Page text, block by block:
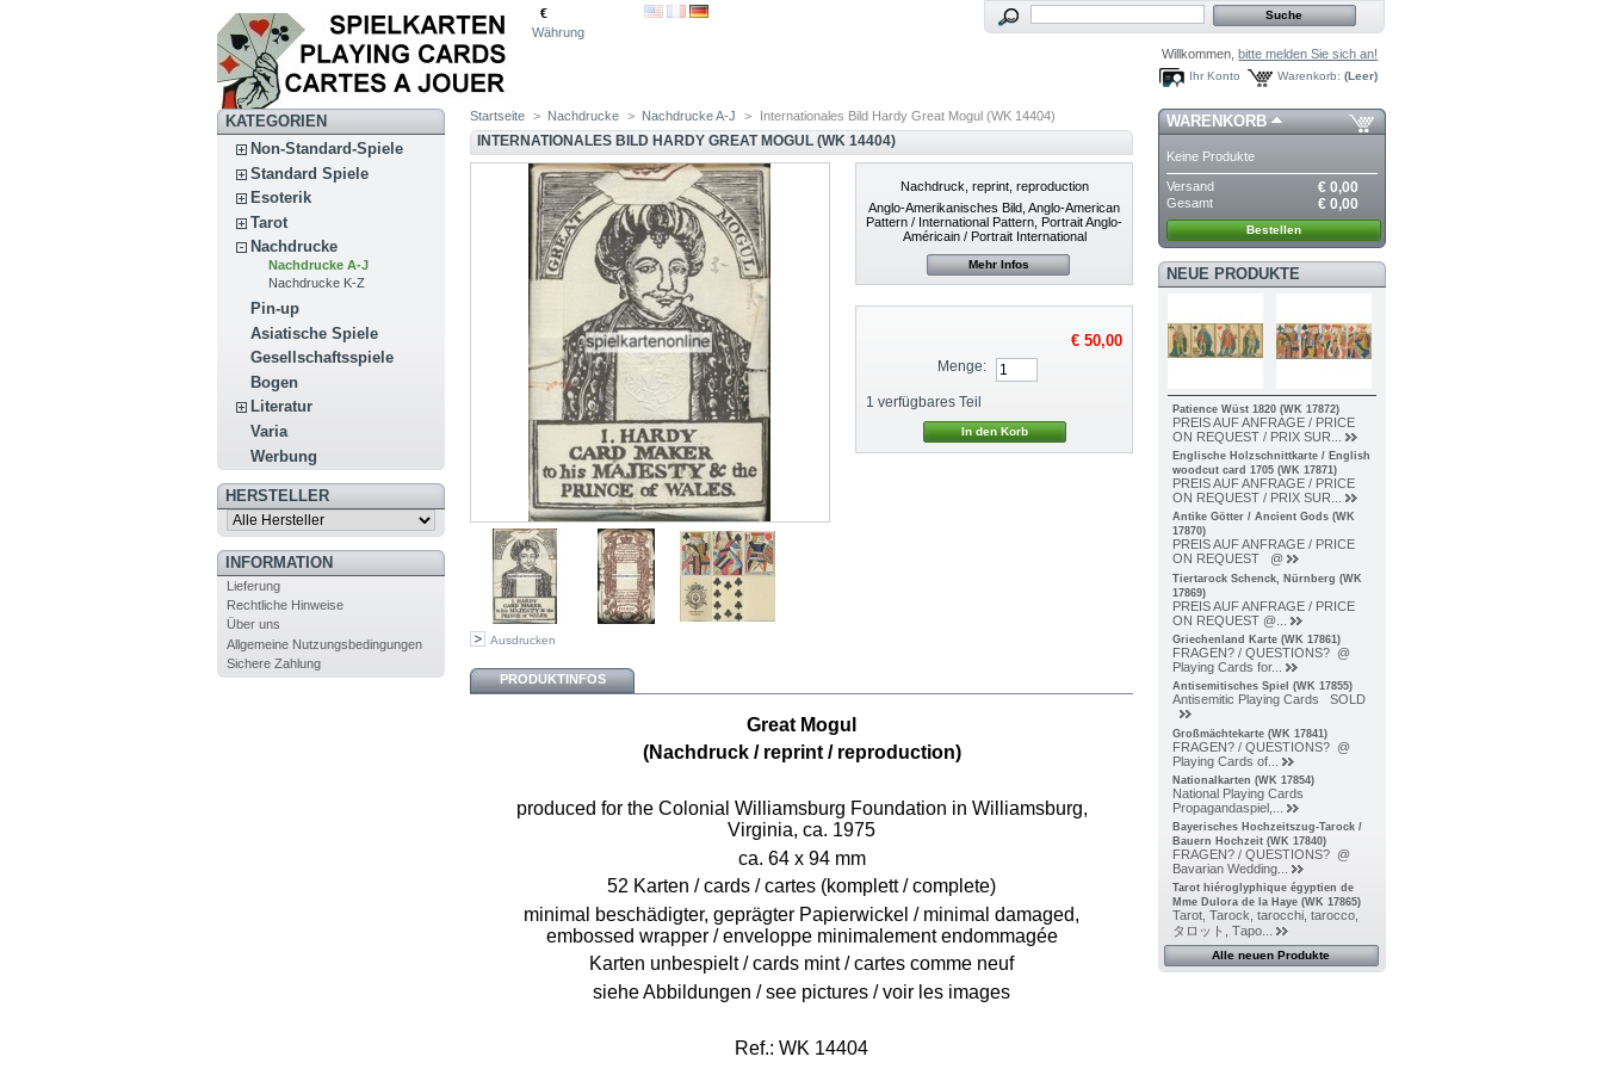
€
Währung
Willkommen,bitte melden Sie sich an!
Warenkorb: (Leer)
Ihr Konto
KATEGORIEN
Non-Standard-Spiele
Standard Spiele
Esoterik
Tarot
Nachdrucke
Nachdrucke A-J
Nachdrucke K-Z
Pin-up
Asiatische Spiele
Gesellschaftsspiele
Bogen
Literatur
Varia
Werbung
HERSTELLER
INFORMATION
Lieferung
Rechtliche Hinweise
Über uns
Allgemeine Nutzungsbedingungen
Sichere Zahlung
Startseite > Nachdrucke > Nachdrucke A-J > Internationales Bild Hardy Great Mogul (WK 14404)
INTERNATIONALES BILD HARDY GREAT MOGUL (WK 14404)
Ausdrucken
Nachdruck, reprint, reproduction
Anglo-Amerikanisches Bild, Anglo-American
Pattern / International Pattern, Portrait Anglo-
Américain / Portrait International
Mehr Infos
€ 50,00
Menge:
1 verfügbares Teil
PRODUKTINFOS
Great Mogul
(Nachdruck / reprint / reproduction)
produced for the Colonial Williamsburg Foundation in Williamsburg,
Virginia, ca. 1975
ca. 64 x 94 mm
52 Karten / cards / cartes (komplett / complete)
minimal beschädigter, geprägter Papierwickel / minimal damaged,
embossed wrapper / enveloppe minimalement endommagée
Karten unbespielt / cards mint / cartes comme neuf
siehe Abbildungen / see pictures / voir les images
Ref.: WK 14404
WARENKORB
Keine Produkte
Versand € 0,00
Gesamt € 0,00
Bestellen
NEUE PRODUKTE
Patience Wüst 1820 (WK 17872)
PREIS AUF ANFRAGE / PRICE
ON REQUEST / PRIX SUR...
Englische Holzschnittkarte / English
woodcut card 1705 (WK 17871)
PREIS AUF ANFRAGE / PRICE
ON REQUEST / PRIX SUR...
Antike Götter / Ancient Gods (WK
17870)
PREIS AUF ANFRAGE / PRICE
ON REQUEST @
Tiertarock Schenck, Nürnberg (WK
17869)
PREIS AUF ANFRAGE / PRICE
ON REQUEST @...
Griechenland Karte (WK 17861)
FRAGEN? / QUESTIONS? @
Playing Cards for...
Antisemitisches Spiel (WK 17855)
Antisemitic Playing Cards SOLD
Großmächtekarte (WK 17841)
FRAGEN? / QUESTIONS? @
Playing Cards of...
Nationalkarten (WK 17854)
National Playing Cards
Propagandaspiel,...
Bayerisches Hochzeitszug-Tarock /
Bauern Hochzeit (WK 17840)
FRAGEN? / QUESTIONS? @
Bavarian Wedding...
Tarot hiéroglyphique égyptien de
Mme Dulora de la Haye (WK 17865)
Tarot, Tarock, tarocchi, tarocco,
タロット, Тарo...
Alle neuen Produkte